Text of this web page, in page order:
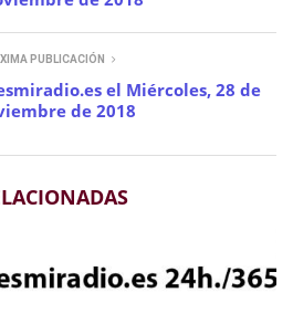
PUBLICACIÓN
el Miércoles, 28 de
de 2018